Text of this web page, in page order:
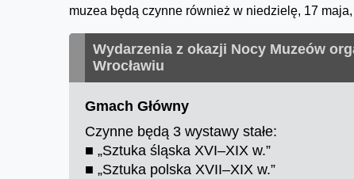
muzea będą czynne również w niedzielę, 17
Wydarzenia z okazji Nocy Muzeów
Wrocławiu
Gmach Główny
Czynne będą 3 wystawy stałe:
■ „Sztuka śląska XVI–XIX w.”
■ „Sztuka polska XVII–XIX w.”